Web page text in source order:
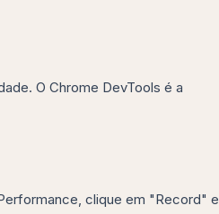
O Chrome DevTools é a
clique em "Record" e